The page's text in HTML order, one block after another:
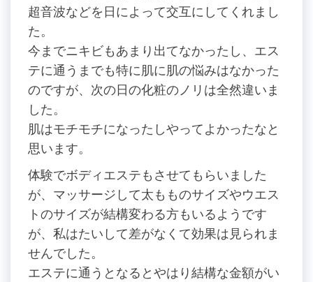
超音波などを日によって交互にしてくれまし
た。
今までニキビもあまり出てなかったし、エス
テに通うまでも特に肌に肌の悩みはなかった
のですが、次の日の化粧のノリは全然違いま
した。
肌はモチモチになったしやってよかったなと
思います。
体験でボディエステもさせてもらいました
が、マッサージして太もものサイズやウエス
トのサイズが結構変わる方もいるようです
が、私はたいして差がなくて効果は見られま
せんでした。
エステに通うとなるとやはり結構な金額がい